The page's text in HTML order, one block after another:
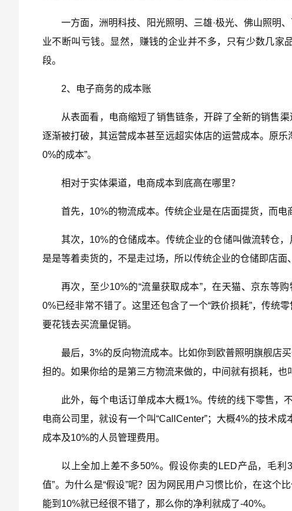
一方面，洲明科技、阳光照明、三雄·极光、佛山照明
业不断叫亏钱。显然，赚钱的企业并不多，只有少数几
段。
2、电子商务的成本账
从表面看，电商缩短了销售链条，开辟了全新的销售
逐渐被打破，其运营成本甚至远超实体店的运营成本。原
0%的成本”。
相对于实体渠道，电商成本到底高在哪里？
首先，10%的物流成本。传统企业是在店面提货，而电
其次，10%的仓储成本。传统企业的仓储叫做流转仓
是是等着卖货的，不是走过场，所以传统企业的仓储即店面
再次，至少10%的“流量获取成本”，在天猫、京东等
0%已经非常不错了。这里还包含了一个“跌价损耗”，传统
要花钱去买流量促销。
最后，3%的反向物流成本。比如你到欧普照明旗舰店
担的。如果你给的是第三方物流来做的，中间就有损耗，也叫
此外，每个电话订单成本大概1%。传统的线下零售，
电商公司里，就设有一个叫“CallCenter”；大概4%的技术
成本及10%的人员管理费用。
以上全加上差不多50%。假设你卖的LED产品，毛利
值”。为什么是“假设”呢？因为网民用户习惯比价，在这个
能到10%就已经很不错了，那么你的净利就成了-40%。